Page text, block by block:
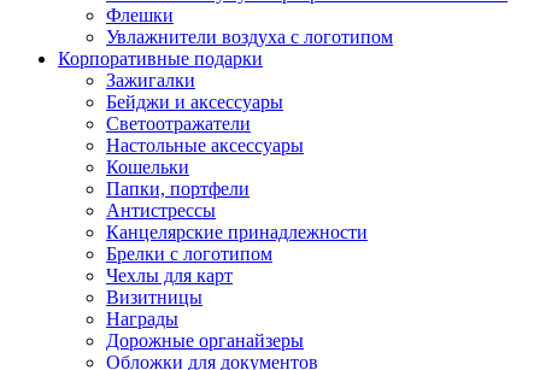
Флешки
Увлажнители воздуха с логотипом
Корпоративные подарки
Зажигалки
Бейджи и аксессуары
Светоотражатели
Настольные аксессуары
Кошельки
Папки, портфели
Антистрессы
Канцелярские принадлежности
Брелки с логотипом
Чехлы для карт
Визитницы
Награды
Дорожные органайзеры
Обложки для документов